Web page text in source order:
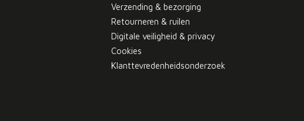
Verzending & bezorging
Retourneren & ruilen
Digitale veiligheid & privacy
Cookies
Klanttevredenheidsonderzoek